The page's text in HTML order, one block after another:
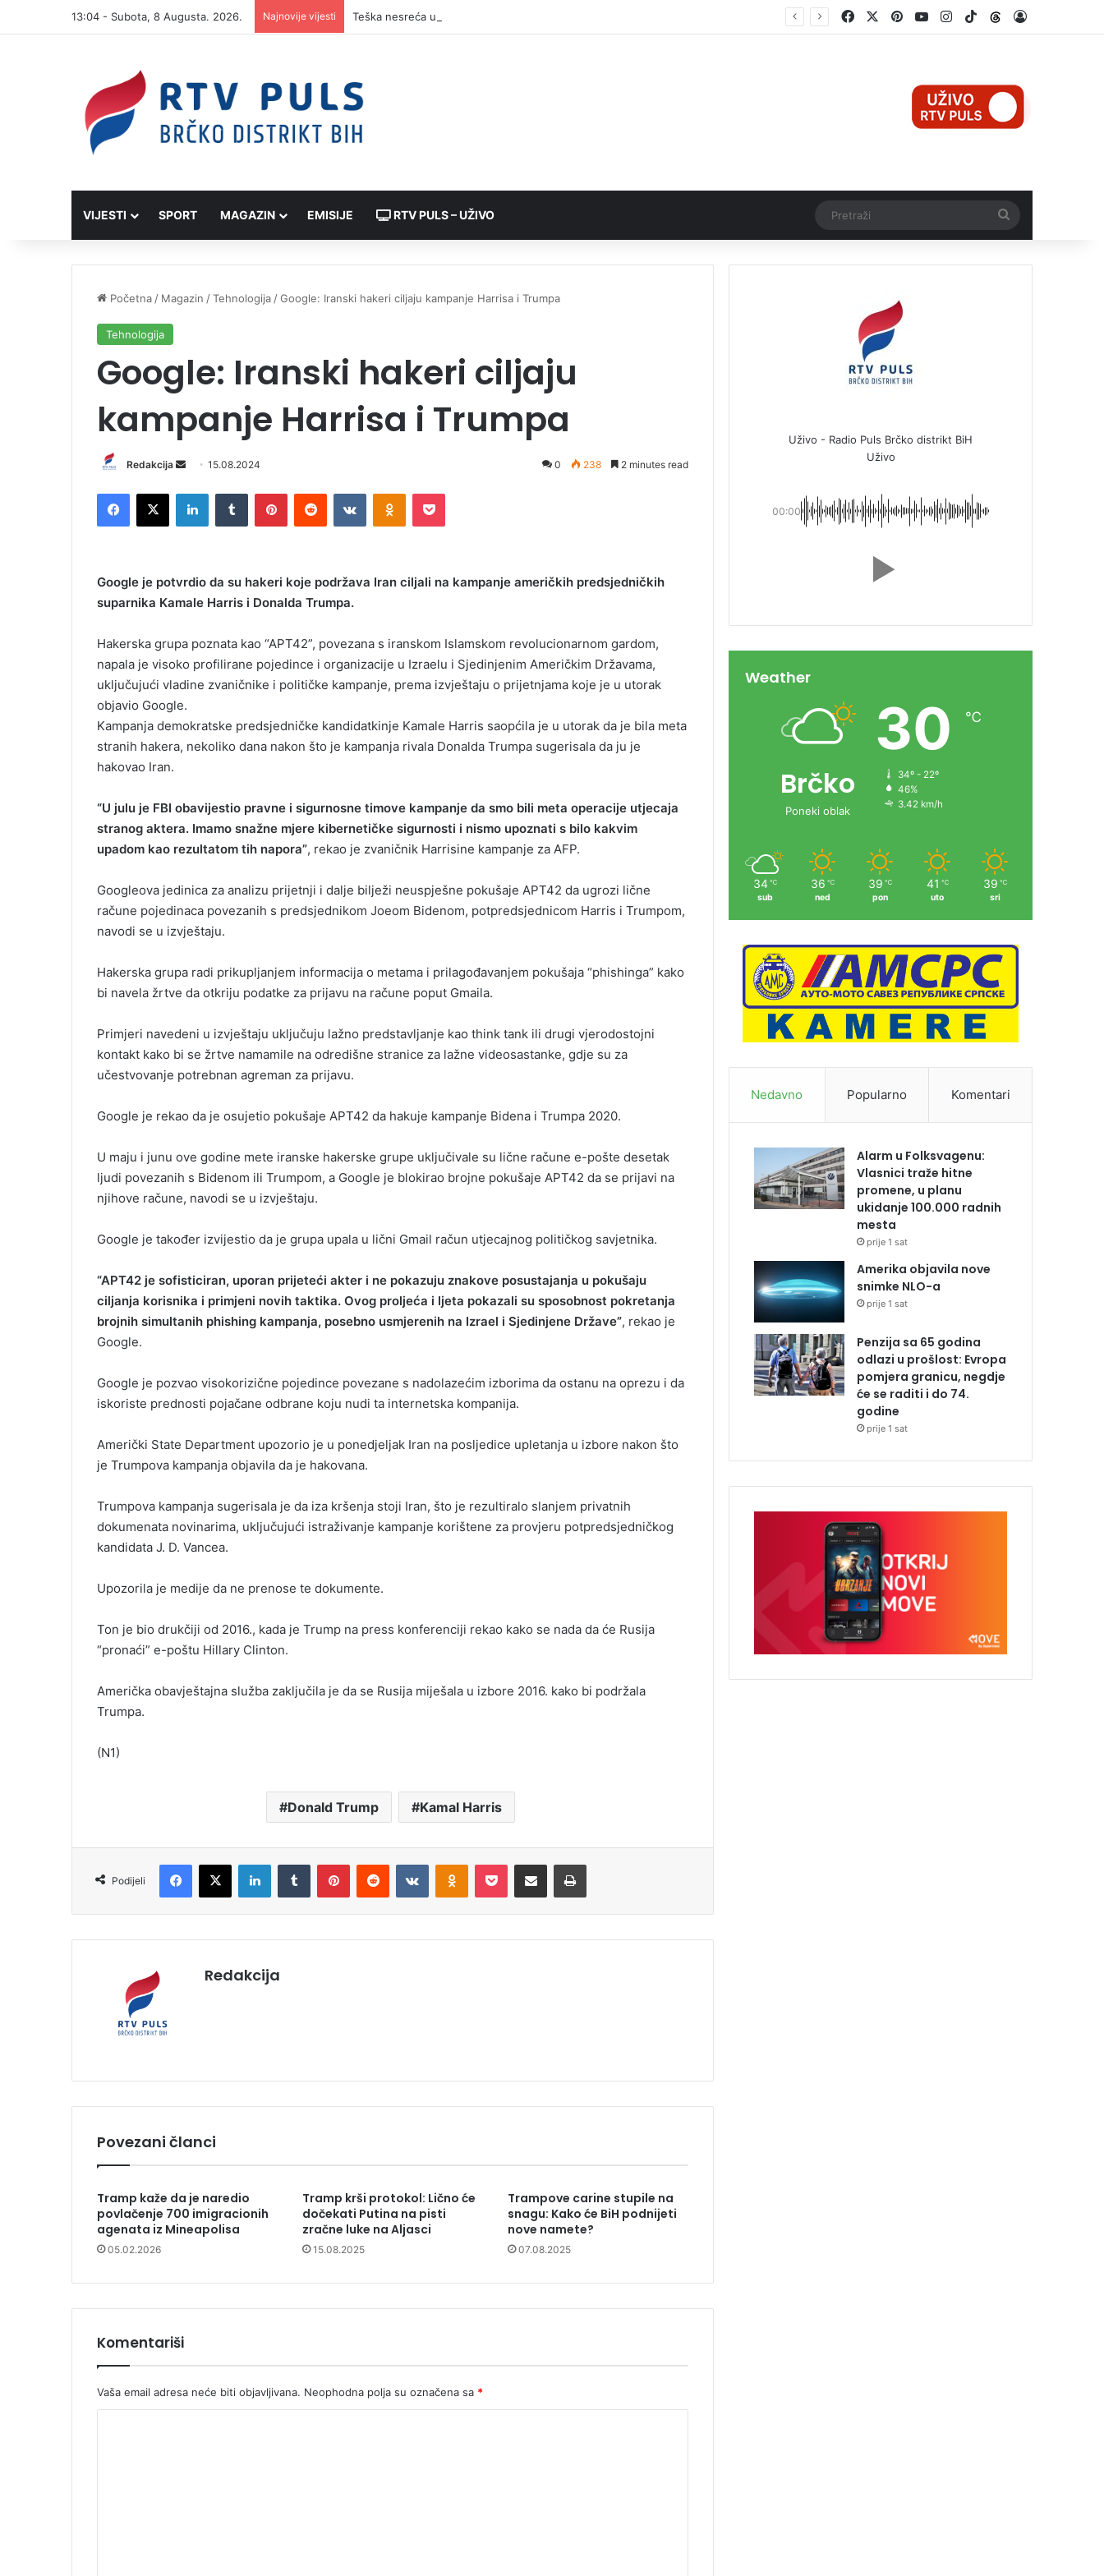
13:04 - Subota, 8 Augusta. 2026. Najnovije vijesti FacebookPinterestYouTubeInstagram
TikTokThreads
VIJESTI SPORT MAGAZIN EMISIJE RTV PULS – UŽIVO
Početna / Magazin /Tehnologija /Google: Iranski hakeri ciljaju kampanje Harrisa i Trumpa
Tehnologija
Google: Iranski hakeri ciljaju
kampanje Harrisa i Trumpa
Redakcija
n
d
e
m
i
l
15.08.2024 0 238 2 minutes read
Google je potvrdio da su hakeri koje podržava Iran ciljali na kampanje američkih predsjedničkih
suparnika Kamale Harris i Donalda Trumpa.
Hakerska grupa poznata kao “APT42”, povezana s iranskom Islamskom revolucionarnom gardom,
napala je visoko profilirane pojedince i organizacije u Izraelu i Sjedinjenim Američkim Državama,
uključujući vladine zvaničnike i političke kampanje, prema izvještaju o prijetnjama koje je u utorak
objavio Google.
Kampanja demokratske predsjedničke kandidatkinje Kamale Harris saopćila je u utorak da je bila meta
stranih hakera, nekoliko dana nakon što je kampanja rivala Donalda Trumpa sugerisala da ju je
hakovao Iran.
“U julu je FBI obavijestio pravne i sigurnosne timove kampanje da smo bili meta operacije utjecaja
stranog aktera. Imamo snažne mjere kibernetičke sigurnosti i nismo upoznati s bilo kakvim
upadom kao rezultatom tih napora”, rekao je zvaničnik Harrisine kampanje za AFP.
Googleova jedinica za analizu prijetnji i dalje bilježi neuspješne pokušaje APT42 da ugrozi lične
račune pojedinaca povezanih s predsjednikom Joeom Bidenom, potpredsjednicom Harris i Trumpom,
navodi se u izvještaju.
Hakerska grupa radi prikupljanjem informacija o metama i prilagođavanjem pokušaja “phishinga” kako
bi navela žrtve da otkriju podatke za prijavu na račune poput Gmaila.
Primjeri navedeni u izvještaju uključuju lažno predstavljanje kao think tank ili drugi vjerodostojni
kontakt kako bi se žrtve namamile na odredišne ​​stranice za lažne videosastanke, gdje su za
učestvovanje potrebnan agreman za prijavu.
Google je rekao da je osujetio pokušaje APT42 da hakuje kampanje Bidena i Trumpa 2020.
U maju i junu ove godine mete iranske hakerske grupe uključivale su lične račune e-pošte desetak
ljudi povezanih s Bidenom ili Trumpom, a Google je blokirao brojne pokušaje APT42 da se prijavi na
njihove račune, navodi se u izvještaju.
Google je također izvijestio da je grupa upala u lični Gmail račun utjecajnog političkog savjetnika.
“APT42 je sofisticiran, uporan prijeteći akter i ne pokazuju znakove posustajanja u pokušaju
ciljanja korisnika i primjeni novih taktika. Ovog proljeća i ljeta pokazali su sposobnost pokretanja
brojnih simultanih phishing kampanja, posebno usmjerenih na Izrael i Sjedinjene Države”, rekao je
Google.
Google je pozvao visokorizične pojedince povezane s nadolazećim izborima da ostanu na oprezu i da
iskoriste prednosti pojačane odbrane koju nudi ta internetska kompanija.
Američki State Department upozorio je u ponedjeljak Iran na posljedice upletanja u izbore nakon što
je Trumpova kampanja objavila da je hakovana.
Trumpova kampanja sugerisala je da iza kršenja stoji Iran, što je rezultiralo slanjem privatnih
dokumenata novinarima, uključujući istraživanje kampanje korištene za provjeru potpredsjedničkog
kandidata J. D. Vancea.
Upozorila je medije da ne prenose te dokumente.
Ton je bio drukčiji od 2016., kada je Trump na press konferenciji rekao kako se nada da će Rusija
“pronaći” e-poštu Hillary Clinton.
Američka obavještajna služba zaključila je da se Rusija miješala u izbore 2016. kako bi podržala
Trumpa.
(N1)
Donald Trump Kamal Harris
Podijeli
Redakcija
Povezani članci
Tramp kaže da je naredio
povlačenje 700 imigracionih
agenata iz Mineapolisa
05.02.2026
Tramp krši protokol: Lično će
dočekati Putina na pisti
zračne luke na Aljasci
15.08.2025
Trampove carine stupile na
snagu: Kako će BiH podnijeti
nove namete?
07.08.2025
Komentariši
Vaša email adresa neće biti objavljivana. Neophodna polja su označena sa *
Uživo - Radio Puls Brčko distrikt BiH
Uživo
00:00
Weather
Brčko
Poneki oblak
30 ℃
34º - 22º
46%
3.42 km/h
34 ℃
sub
36 ℃
ned
39 ℃
pon
41 ℃
uto
39 ℃
sri
Nedavno Popularno Komentari
Alarm u Folksvagenu:
Vlasnici traže hitne
promene, u planu
ukidanje 100.000 radnih
mesta
prije 1 sat
Amerika objavila nove
snimke NLO-a
prije 1 sat
Penzija sa 65 godina
odlazi u prošlost: Evropa
pomjera granicu, negdje
će se raditi i do 74.
godine
prije 1 sat